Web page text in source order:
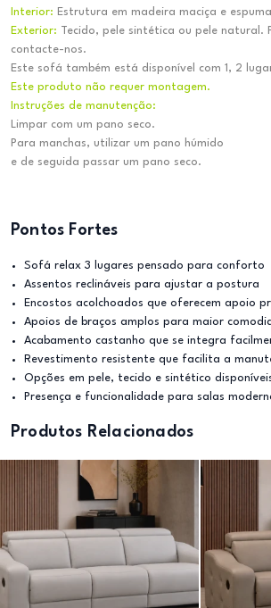
Interior: Estrutura em madeira maciça e
Exterior: Tecido, pele sintética ou pele natural.
contacte-nos.
Este sofá também está disponível com 1, 2
Este produto não requer montagem.
Instruções de manutenção:
Limpar com um pano seco.
Para manchas, utilizar um pano húmido
e de seguida passar um pano seco.
Pontos Fortes
Sofá relax 3 lugares pensado para conforto
Assentos reclináveis para ajustar a postura
Encostos acolchoados que oferecem apoio
Apoios de braços amplos para maior
Acabamento castanho que se integra
Revestimento resistente que facilita a
Opções em pele, tecido e sintético
Presença e funcionalidade para salas
Produtos Relacionados